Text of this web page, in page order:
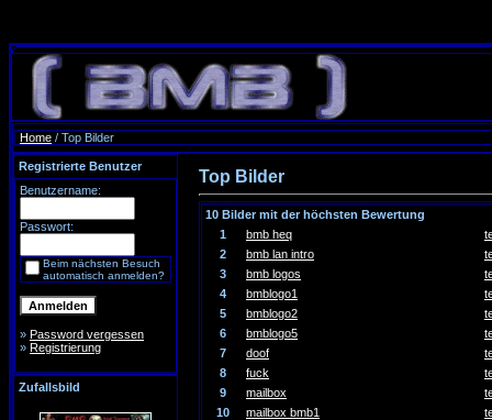
Home / Top Bilder
Registrierte Benutzer
Benutzername:
Passwort:
Beim nächsten Besuch
automatisch anmelden?
» Password vergessen
» Registrierung
Zufallsbild
Top Bilder
10 Bilder mit der höchsten Bewertung
1
bmb heq
2
bmb lan intro
3
bmb logos
4
bmblogo1
5
bmblogo2
6
bmblogo5
7
doof
8
fuck
9
mailbox
10
mailbox bmb1